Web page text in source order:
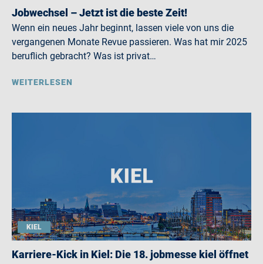
Jobwechsel – Jetzt ist die beste Zeit!
Wenn ein neues Jahr beginnt, lassen viele von uns die
vergangenen Monate Revue passieren. Was hat mir 2025
beruflich gebracht? Was ist privat…
WEITERLESEN
KIEL
Karriere-Kick in Kiel: Die 18. jobmesse kiel öffnet